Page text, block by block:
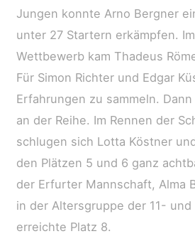
Jungen konnte Arno Bergner
unter 27 Startern erkämpfen.
Wettbewerb kam Thadeus
Für Simon Richter und Edgar
Erfahrungen zu sammeln.
an der Reihe. Im Rennen der
schlugen sich Lotta Köstner
den Plätzen 5 und 6 ganz
der Erfurter Mannschaft, Alma
in der Altersgruppe der 11- und
erreichte Platz 8.